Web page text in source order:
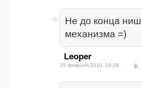
Не до конца
механизма =)
Leoper
25 февраля 2010, 18:28